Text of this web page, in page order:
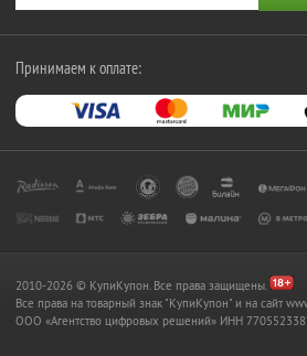
Принимаем к оплате:
2010-2026 © КупиКупон. Все права защищены.
Все права на товарный знак "КупиКупон" и на сайт
OOO «Агентство цифровых решений» ИНН